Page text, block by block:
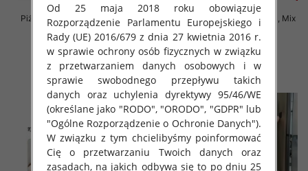
Piżama damska Roz XL-3XL, Mix
kolor Paczka 12 szt
27.00 zł
szczegóły
Piżama damska Roz M/L/XL, Mix
kolor Paczka 12 szt
29.00 zł
szczegóły
Od 25 maja 2018 roku obowiązuje
Rozporządzenie Parlamentu Europejskiego i
Rady (UE) 2016/679 z dnia 27 kwietnia 2016 r.
w sprawie ochrony osób fizycznych w związku
z przetwarzaniem danych osobowych i w
sprawie swobodnego przepływu takich
danych oraz uchylenia dyrektywy 95/46/WE
(określane jako "RODO", "ORODO", "GDPR" lub
"Ogólne Rozporządzenie o Ochronie Danych").
W związku z tym chcielibyśmy poinformować
Cię o przetwarzaniu Twoich danych oraz
zasadach, na jakich odbywa się to po dniu 25